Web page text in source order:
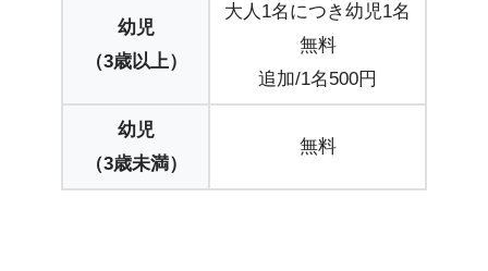
幼児
（3歳以上）
大人1名につき幼児1名
無料
追加/1名500円
幼児
（3歳未満）
無料